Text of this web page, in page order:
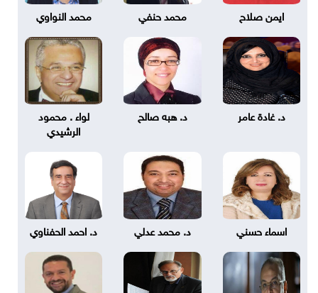
ايمن صلاح محمد حنفي محمد النواوي
د. غادة عامر د. هبه صالح
لواء . محمود
الرشيدي
اسماء حسني د. محمد عدلي د. احمد الحفناوي